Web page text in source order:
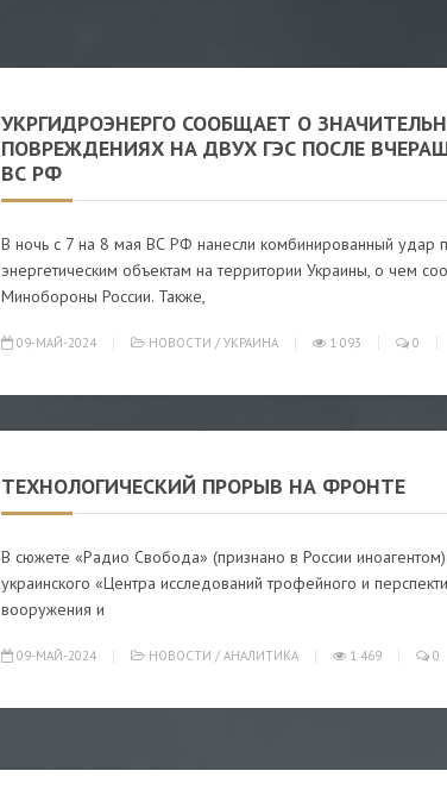
УКРГИДРОЭНЕРГО СООБЩАЕТ О
ПОВРЕЖДЕНИЯХ НА ДВУХ ГЭС ПОСЛЕ
ВС РФ
В ночь с 7 на 8 мая ВС РФ нанесли комбинированный удар
энергетическим объектам на территории Украины, о чем
Минобороны России. Также,
09-МАЙ-2024 НОВОСТИ / УКРАИНА 1 093 0
ТЕХНОЛОГИЧЕСКИЙ ПРОРЫВ НА ФРОНТЕ
В сюжете «Радио Свобода» (признано в России иноагентом)
украинского «Центра исследований трофейного и
вооружения и
09-МАЙ-2024 НОВОСТИ / АНАЛИТИКА 1 469 0